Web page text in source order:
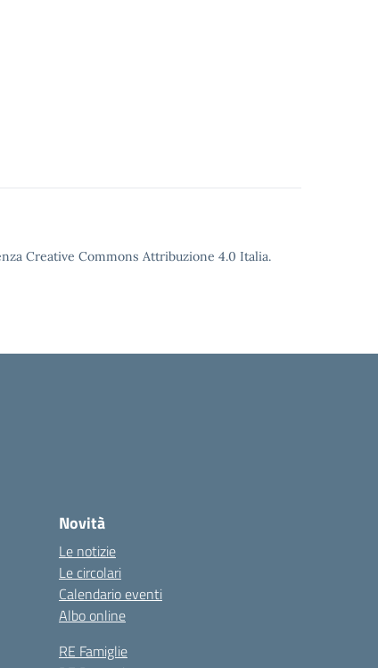
Creative Commons Attribuzione 4.0 Italia.
Novità
Le notizie
Le circolari
Calendario eventi
Albo online
RE Famiglie